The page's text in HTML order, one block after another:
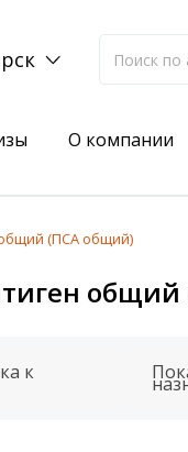
О компании
анализ на
на анализ для
(ПСА общий)
к